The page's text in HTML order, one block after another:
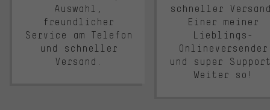
Auswahl,
freundlicher
Service am Telefon
und schneller
Versand.
schneller
Einer meiner
Lieblings-
Onlineversender
und super
Weiter so!